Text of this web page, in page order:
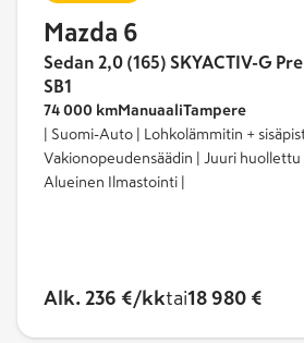
Mazda 6
Sedan 2,0 (165) SKYACTIV-G
SB1
74 000 kmManuaaliTampere
| Suomi-Auto | Lohkolämmitin +
Vakionopeudensäädin | Juuri
Alueinen Ilmastointi |
Alk. 236 €/kktai18 980 €